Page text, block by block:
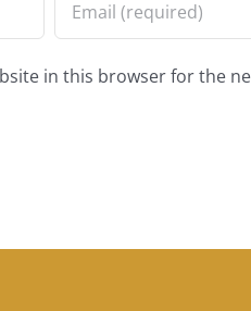
in this browser for the